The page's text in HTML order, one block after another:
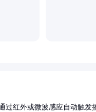
过红外或微波感应自动触发